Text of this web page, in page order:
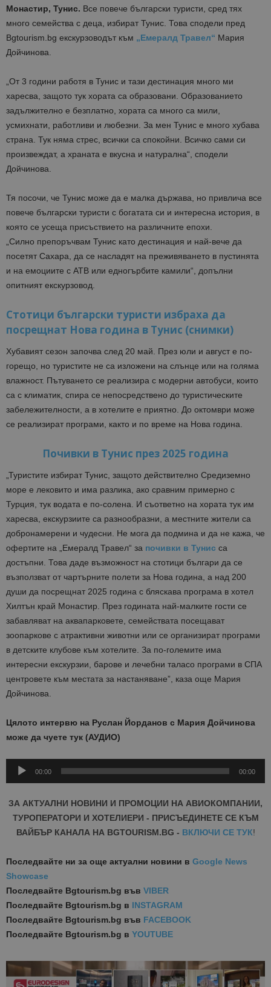
Монастир, Тунис. Все повече български туристи, сред тях
много семейства с деца, избират Тунис. Това сподели пред
Bgtourism.bg екскурзоводът към „Емералд Травел“ Мария
Дойчинова.
„От 3 години работя в Тунис и тази дестинация много ми
харесва, защото тук хората са образовани. Образованието
задължително е безплатно, хората са много са мили,
усмихнати, работливи и любезни. За мен Тунис е много хубава
страна. Тук няма стрес, всички са спокойни. Всичко сами си
произвеждат, а храната е вкусна и натурална“, сподели
Дойчинова.
Тя посочи, че Тунис може да е малка държава, но привлича все
повече български туристи с богатата си и интересна история, в
която се усеща присъствието на различните епохи.
„Силно препоръчвам Тунис като дестинация и най-вече да
посетят Сахара, да се насладят на преживяването в пустинята
и на емоциите с АТВ или едногърбите камили“, допълни
опитният екскурзовод.
Стотици български туристи избраха да
посрещнат Нова година в Тунис (снимки)
Хубавият сезон започва след 20 май. През юли и август е по-
горещо, но туристите не са изложени на слънце или на голяма
влажност. Пътуването се реализира с модерни автобуси, които
са с климатик, спира се непосредствено до туристическите
забележителности, а в хотелите е приятно. До октомври може
се реализират програми, както и по време на Нова година.
Почивки в Тунис през 2025 година
„Туристите избират Тунис, защото действително Средиземно
море е лековито и има разлика, ако сравним примерно с
Турция, тук водата е по-солена. И съответно на хората тук им
харесва, екскурзиите са разнообразни, а местните жители са
добронамерени и чудесни. Не мога да подмина и да не кажа, че
офертите на „Емералд Травел“ за почивки в Тунис са
достъпни. Това даде възможност на стотици българи да се
възползват от чартърните полети за Нова година, а над 200
души да посрещнат 2025 година с бляскава програма в хотел
Хилтън край Монастир. През годината най-малките гости се
забавляват на аквапарковете, семействата посещават
зоопаркове с атрактивни животни или се организират програми
в детските клубове към хотелите. За по-големите има
интересни екскурзии, барове и лечебни таласо програми в СПА
центровете към местата за настаняване”, каза още Мария
Дойчинова.
Цялото интервю на Руслан Йорданов с Мария Дойчинова
може да чуете тук (АУДИО)
Audio
00:00 00:00
ЗА АКТУАЛНИ НОВИНИ И ПРОМОЦИИ НА АВИОКОМПАНИИ,
ТУРОПЕРАТОРИ И ХОТЕЛИЕРИ - ПРИСЪЕДИНЕТЕ СЕ КЪМ
ВАЙБЪР КАНАЛА НА BGTOURISM.BG - ВКЛЮЧИ СЕ ТУК!
Последвайте ни за още актуални новини в Google News
Showcase
Последвайте Bgtourism.bg във VIBER
Последвайте Bgtourism.bg в INSTAGRAM
Последвайте Bgtourism.bg във FACEBOOK
Последвайте Bgtourism.bg в YOUTUBE